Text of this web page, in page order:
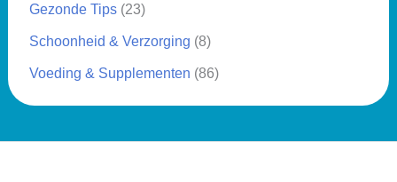
Gezonde Tips(23)
Schoonheid & Verzorging (8)
Voeding & Supplementen (86)